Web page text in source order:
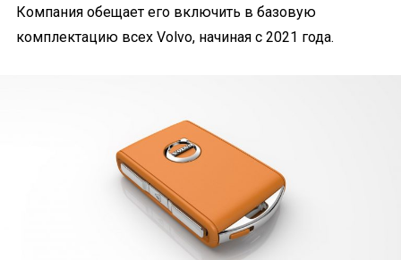
Компания обещает его включить в базовую
комплектацию всех Volvo, начиная с 2021 года.